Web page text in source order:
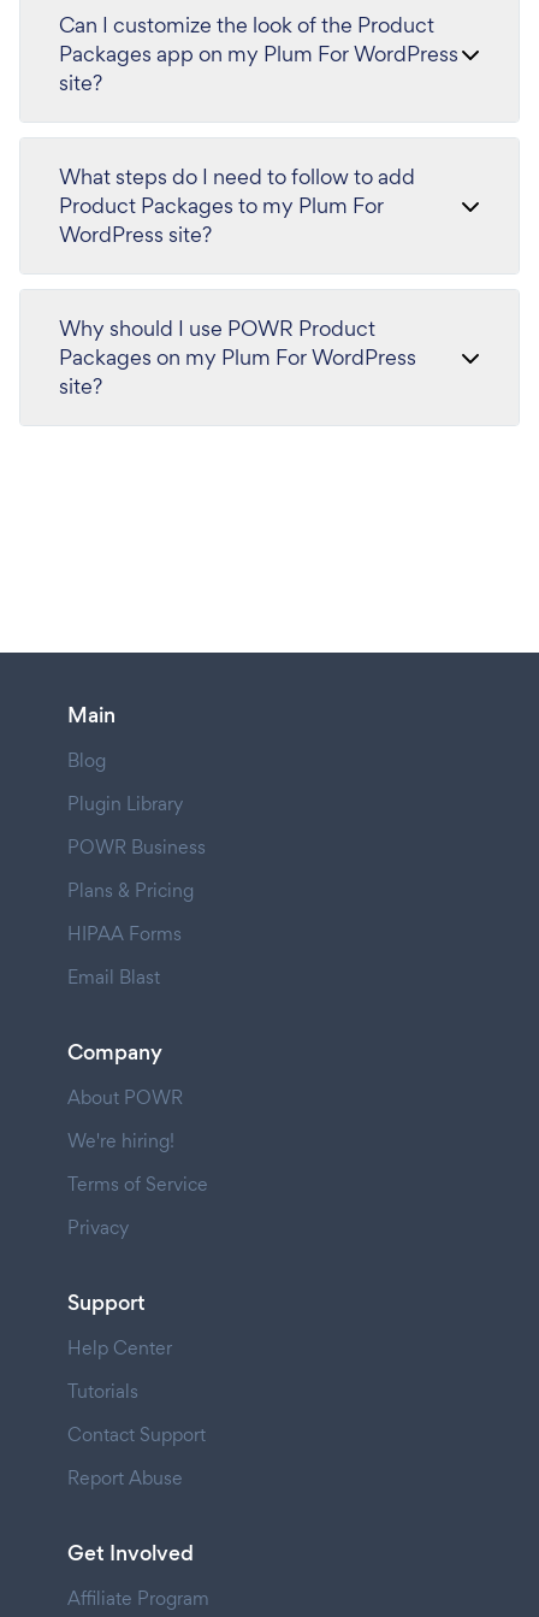
Can I customize the look of the Product
Packages app on my Plum For WordPress
site?
What steps do I need to follow to add
Product Packages to my Plum For
WordPress site?
Why should I use POWR Product
Packages on my Plum For WordPress
site?
Main
Blog
Plugin Library
POWR Business
Plans & Pricing
HIPAA Forms
Email Blast
Company
About POWR
We're hiring!
Terms of Service
Privacy
Support
Help Center
Tutorials
Contact Support
Report Abuse
Get Involved
Affiliate Program